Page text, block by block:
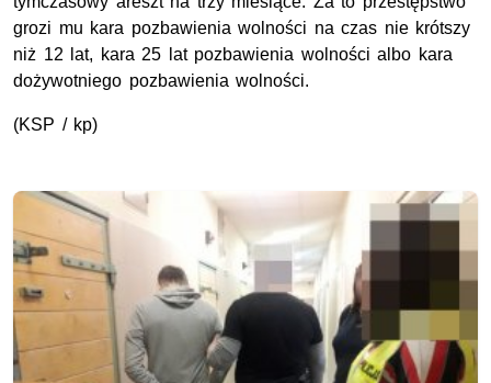
grozi mu kara pozbawienia wolności na czas nie krótszy
niż 12 lat, kara 25 lat pozbawienia wolności albo kara
dożywotniego pozbawienia wolności.
(KSP / kp)